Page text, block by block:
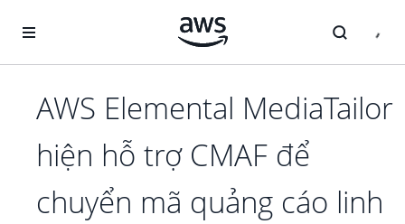
AWS Elemental MediaTailor
hiện hỗ trợ CMAF để
chuyển mã quảng cáo linh